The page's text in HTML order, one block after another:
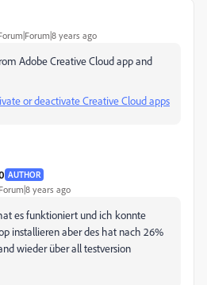
years ago
Adobe Creative Cloud app and
or deactivate Creative Cloud apps
AUTHOR
years ago
es funktioniert und ich konnte
installieren aber des hat nach 26%
wieder über all testversion